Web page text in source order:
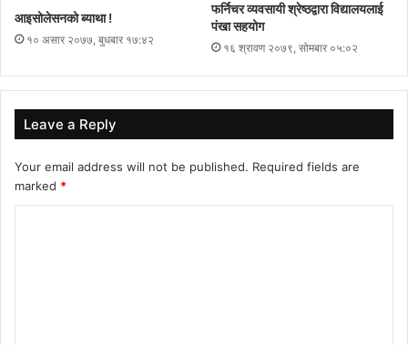
आइसोलेसनको ब्याथा !
१० असार २०७७, बुधबार १७:४२
फर्निचर व्यवसायी श्रेष्ठद्वारा विद्यालयलाई
पंखा सहयोग
१६ श्रावण २०७९, सोमबार ०५:०२
Leave a Reply
Your email address will not be published. Required fields are
marked *